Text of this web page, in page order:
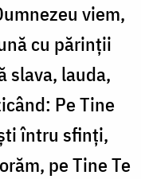
viem,
cu părinții
slava, lauda,
Pe Tine
întru sfinți,
pe Tine Te